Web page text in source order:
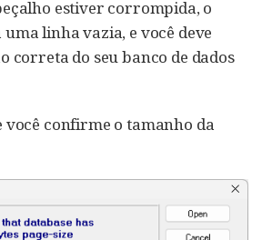
estiver corrompida, o
linha vazia, e você deve
correta do seu banco de dados
você confirme o tamanho da